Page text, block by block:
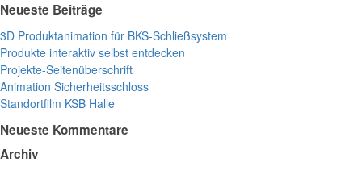
Neueste Beiträge
3D Produktanimation für BKS-Schließsystem
Produkte interaktiv selbst entdecken
Projekte-Seitenüberschrift
Animation Sicherheitsschloss
Standortfilm KSB Halle
Neueste Kommentare
Archiv